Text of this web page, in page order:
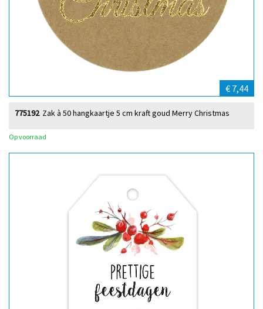
€ 7,44
Zak à 50 hangkaartje 5 cm kraft goud Merry Christmas
775192
Op voorraad